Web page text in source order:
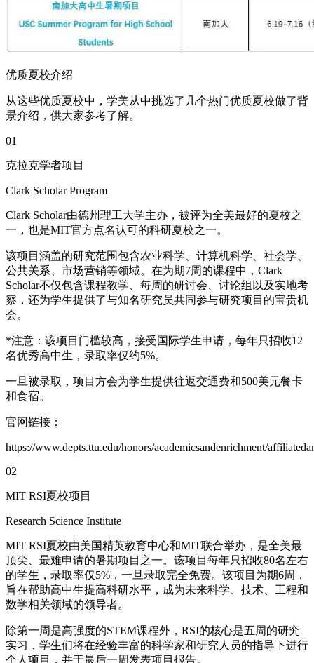
优质夏校介绍
从这些优质夏校中，学美从中挑选了几个热门优质夏校做了背
景介绍，供大家参考了解。
01
克拉克学者项目
Clark Scholar Program
Clark Scholar由德州理工大学主办，被评为全美最好的夏校之
一，也是MIT官方点名认可的科研夏校之一。
该项目涵盖的研究范围包含农业科学、计算机科学、社会学、
公共关系、市场营销等领域。在为期7周的课程中，Clark
Scholar不仅包含课程教学、每周的研讨会、讨论组以及实地考
察，还为学生提供了与知名研究员共同参与研究项目的宝贵机
会。
*注意：该项目门槛较高，接受国际学生申请，每年只招收12
名优秀高中生，录取率仅约5%。
一旦被录取，项目方会为学生提供往返交通费和500美元餐卡
和食宿。
官网链接：
https://www.depts.ttu.edu/honors/academicsandenrichment/
02
MIT RSI夏校项目
Research Science Institute
MIT RSI夏校由美国精英教育中心和MIT联合举办，是全美最
顶尖、最难申请的暑期项目之一。该项目每年只招收80名左右
的学生，录取率仅5%，一旦录取完全免费。该项目为期6周，
旨在帮助高中生提高科研水平，成为未来科学、技术、工程和
数学相关领域的领导者。
除第一周是高强度的STEM课程外，RSI的核心是五周的研究
实习，学生们将在经验丰富的科学家和研究人员的指导下进行
个人项目，并于最后一周发表项目报告。